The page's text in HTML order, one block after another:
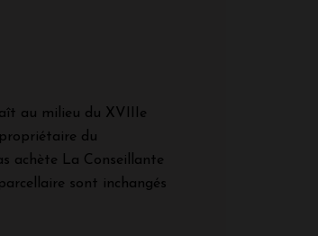
au milieu du XVIIIe
du
achète La Conseillante
sont inchangés